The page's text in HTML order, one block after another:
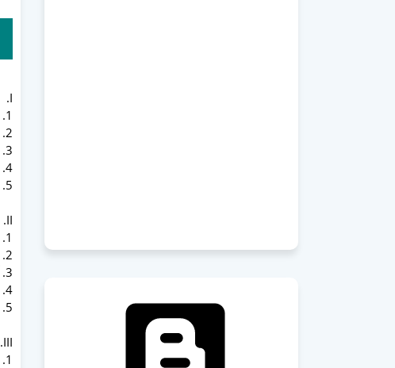
I.
1. تقوم الأخلاق
2. على دين · خليله
3. أفضل من النّبي
4. من ذكرت عنده ولم يصل علي
5. له البشارة عند الموت
II.
1. إلى الخلق عامة
2. يوم الجمعة
3. آن اتقوا الله
4. من طوق البشر
5. قسمت له من الخير
III.
1. إن الله حرم على الأرض أجساد الأنبياء